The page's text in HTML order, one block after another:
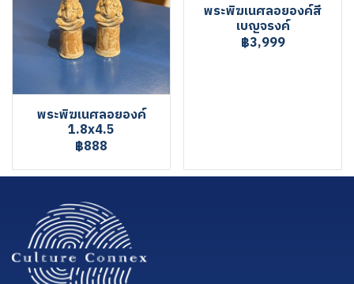
พระพิฆเนศลอยองค์
1.8x4.5
฿888
พระพิฆเนศลอยองค์สี
เบญจรงค์
฿3,999